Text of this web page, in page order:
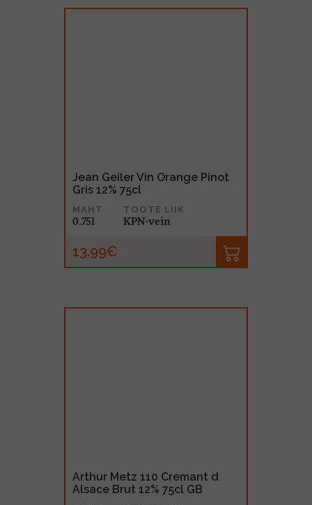
Jean Geiler Vin Orange Pinot
Gris 12% 75cl
MAHT
0.75l
TOOTE LIIK
KPN-vein
13.99€
Arthur Metz 110 Cremant d
Alsace Brut 12% 75cl GB